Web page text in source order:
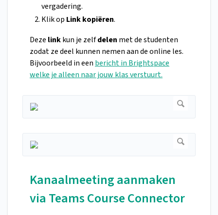
vergadering.
Klik op Link kopiëren.
Deze linkkun je zelfdelen met de studenten
zodat ze deel kunnen nemen aan de online les.
Bijvoorbeeld in een bericht in Brightspace
welke je alleen naar jouw klas verstuurt.
Kanaalmeeting aanmaken
via Teams Course Connector